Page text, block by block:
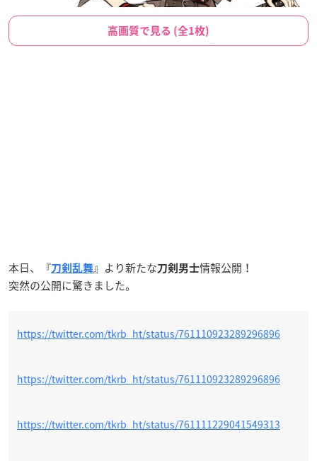
高画質で見る (全1枚)
本日、『刀剣乱舞』より新たな刀剣男士情報公開！
突然の公開に驚きました。
https://twitter.com/tkrb_ht/status/761110923289296896
https://twitter.com/tkrb_ht/status/761110923289296896
https://twitter.com/tkrb_ht/status/761111229041549313